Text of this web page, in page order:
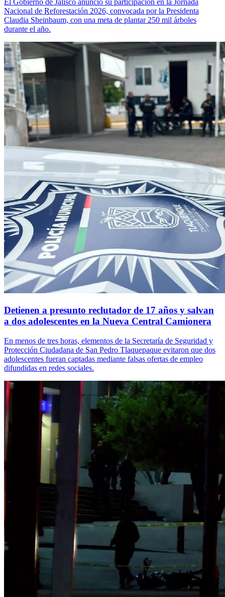
El Gobierno de Jalisco anunció su participación en la Jornada
Nacional de Reforestación 2026, convocada por la Presidenta
Claudia Sheinbaum, con una meta de plantar 250 mil árboles
durante el año.
Detienen a presunto reclutador de 17 años y salvan
a dos adolescentes en la Nueva Central Camionera
En menos de tres horas, elementos de la Secretaría de Seguridad y
Protección Ciudadana de San Pedro Tlaquepaque evitaron que dos
adolescentes fueran captadas mediante falsas ofertas de empleo
difundidas en redes sociales.